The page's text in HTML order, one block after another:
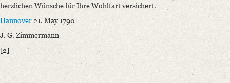
Provider: Dresden, Sächsische Landesbibliothek - Staats- und
OAI Id: DE-1a-34336
Classification Number: Mscr.Dresd.e.90,XIX,Bd.29,Nr.85
Number of Pages: 1S., hs. m. U.
Format: 18,8 x 11,7 cm
herzlichen Wünsche für Ihre Wohlfart versichert.
Hannover 21. May 1790
J. G. Zimmermann
[2]